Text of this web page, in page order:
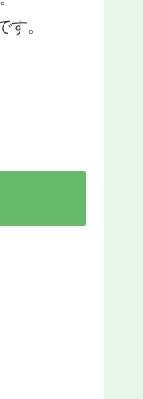
す。